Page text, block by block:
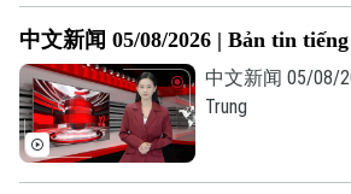
中文新闻 05/08/2026 | Bản tin
中文新闻 05/08/
Trung